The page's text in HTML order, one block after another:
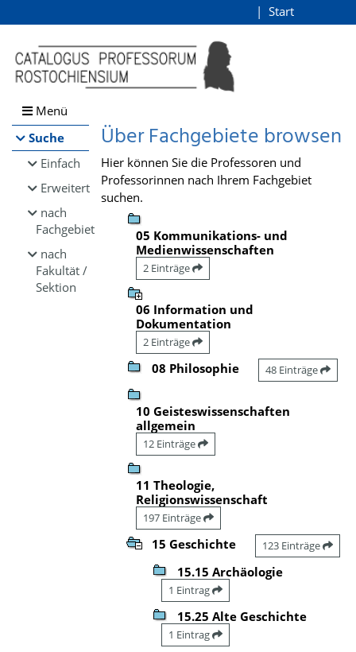
Browsen
direkt zum Inhalt
Start
Menü
Suche
Einfach
Erweitert
nach
Fachgebiet
nach
Fakultät /
Sektion
Über Fachgebiete browsen
Hier können Sie die Professoren und
Professorinnen nach Ihrem Fachgebiet
suchen.
05 Kommunikations- und
Medienwissenschaften
2 Einträge
06 Information und
Dokumentation
2 Einträge
08 Philosophie 48 Einträge
10 Geisteswissenschaften
allgemein
12 Einträge
11 Theologie,
Religionswissenschaft
197 Einträge
15 Geschichte 123 Einträge
15.15 Archäologie
1 Eintrag
15.25 Alte Geschichte
1 Eintrag